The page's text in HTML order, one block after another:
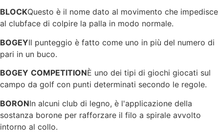
BLOCKQuesto è il nome dato al movimento che impedisce
al clubface di colpire la palla in modo normale.
BOGEYIl punteggio è fatto come uno in più del numero di
pari in un buco.
BOGEY COMPETITIONÈ uno dei tipi di giochi giocati sul
campo da golf con punti determinati secondo le regole.
BORONIn alcuni club di legno, è l'applicazione della
sostanza borone per rafforzare il filo a spirale avvolto
intorno al collo.